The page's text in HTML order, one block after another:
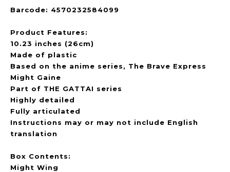
Barcode: 4570232584099
Product Features:
10.23 inches (26cm)
Made of plastic
Based on the anime series, The Brave Express
Might Gaine
Part of THE GATTAI series
Highly detailed
Fully articulated
Instructions may or may not include English
translation
Box Contents:
Might Wing